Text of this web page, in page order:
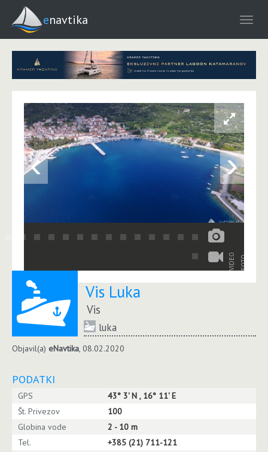
enavtika
‹ ›
VIDEO FOTO
Vis Luka
Vis
luka
Objavil(a) eNavtika, 08.02.2020
PODATKI
GPS
43° 3' N , 16° 11' E
Št. Privezov
100
Globina vode
2 - 10 m
Tel.
+385 (21) 711-121